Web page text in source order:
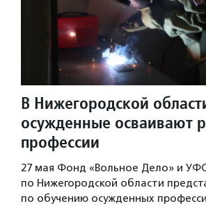
В Нижегородской
осужденные осваивают
профессии
27 мая Фонд «Вольное Дело» и
по Нижегородской области
по обучению осужденных